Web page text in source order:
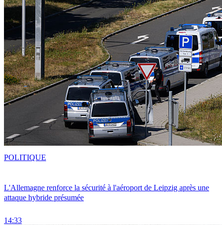
L'Allemagne renforce la sécurité à l'aéroport de Leipzig après une
attaque hybride présumée
14:33
POLITIQUE